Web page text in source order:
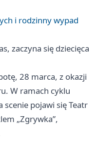
i rodzinny wypad
zaczyna się dziecięca
28 marca, z okazji
W ramach cyklu
scenie pojawi się Teatr
„Zgrywka”,